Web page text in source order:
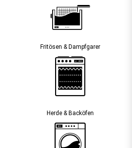
Fritösen & Dampfgarer
Herde & Backöfen